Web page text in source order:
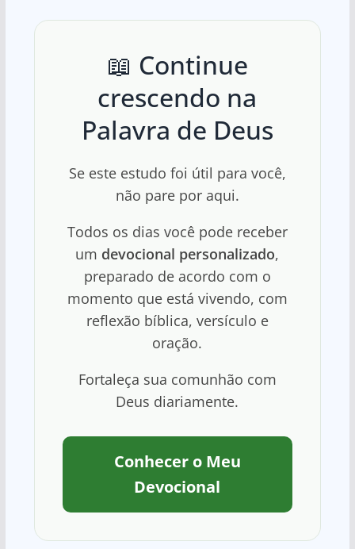
📖 Continue
crescendo na
Palavra de Deus
Se este estudo foi útil para você,
não pare por aqui.
Todos os dias você pode receber
um devocional personalizado,
preparado de acordo com o
momento que está vivendo, com
reflexão bíblica, versículo e
oração.
Fortaleça sua comunhão com
Deus diariamente.
Conhecer o Meu
Devocional